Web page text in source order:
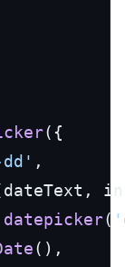
({
dd' ,
dateText,
datepicker(
(),